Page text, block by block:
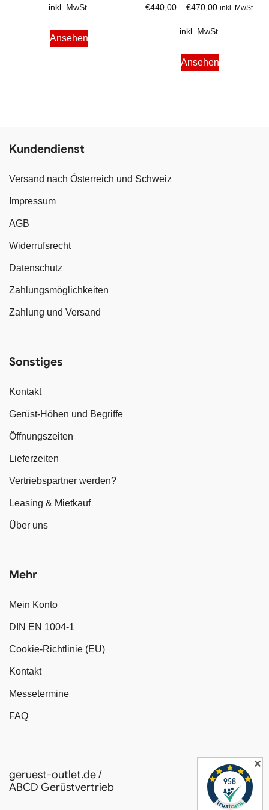
inkl. MwSt.
Ansehen
€440,00– €470,00 inkl. MwSt.
inkl. MwSt.
Ansehen
Kundendienst
Versand nach Österreich und Schweiz
Impressum
AGB
Widerrufsrecht
Datenschutz
Zahlungsmöglichkeiten
Zahlung und Versand
Sonstiges
Kontakt
Gerüst-Höhen und Begriffe
Öffnungszeiten
Lieferzeiten
Vertriebspartner werden?
Leasing & Mietkauf
Über uns
Mehr
Mein Konto
DIN EN 1004-1
Cookie-Richtlinie (EU)
Kontakt
Messetermine
FAQ
geruest-outlet.de /
ABCD Gerüstvertrieb
✕